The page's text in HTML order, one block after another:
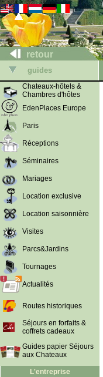
retour
guides
Chateaux-hôtels &
Chambres d'hôtes
EdenPlaces Europe
Paris
Réceptions
Séminaires
Mariages
Location exclusive
Location saisonnière
Visites
Parcs&Jardins
Tournages
Actualités
Routes historiques
Séjours en forfaits &
coffrets cadeaux
Guides papier Séjours
aux Chateaux
L'entreprise